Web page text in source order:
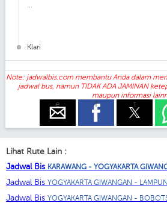
...
Klari
Note: jadwalbis.com membantu Anda dalam
jadwal bus, namun TIDAK ADA JAMINAN
maupun informasi
e f t
Lihat Rute Lain :
Jadwal Bis KARAWANG - YOGYAKARTA
Jadwal Bis YOGYAKARTA GIWANGAN -
Jadwal Bis YOGYAKARTA GIWANGAN -